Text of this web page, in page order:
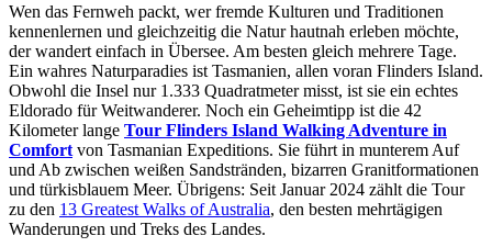
Wen das Fernweh packt, wer fremde Kulturen und Traditionen
kennenlernen und gleichzeitig die Natur hautnah erleben möchte,
der wandert einfach in Übersee. Am besten gleich mehrere Tage.
Ein wahres Naturparadies ist Tasmanien, allen voran Flinders Island.
Obwohl die Insel nur 1.333 Quadratmeter misst, ist sie ein echtes
Eldorado für Weitwanderer. Noch ein Geheimtipp ist die 42
Kilometer lange Tour Flinders Island Walking Adventure in
Comfort von Tasmanian Expeditions. Sie führt in munterem Auf
und Ab zwischen weißen Sandstränden, bizarren Granitformationen
und türkisblauem Meer. Übrigens: Seit Januar 2024 zählt die Tour
zu den 13 Greatest Walks of Australia, den besten mehrtägigen
Wanderungen und Treks des Landes.